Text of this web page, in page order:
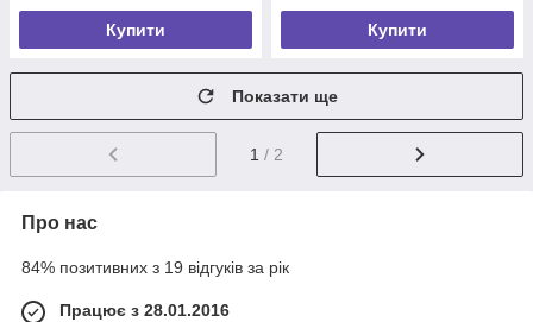
Купити Купити
Показати ще
1 / 2
Про нас
84% позитивних з 19 відгуків за рік
Працює з 28.01.2016